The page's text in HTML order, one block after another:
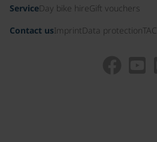
ServiceDay bike hireGift vouchers
Contact usImprint Data protectionTAC